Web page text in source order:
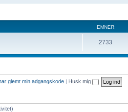
EMNER
2733
glemt min adgangskode | Husk mig